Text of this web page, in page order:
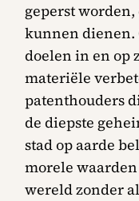
geperst
kunnen dienen.
doelen in en op
materiële
patenthouders
de diepste
stad op aarde
morele
wereld zonder